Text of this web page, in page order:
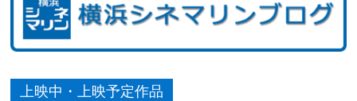
上映中・上映予定作品